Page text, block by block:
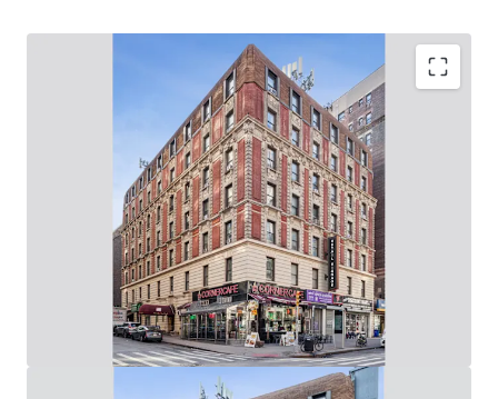
Upper West Side Value-Add Opportunity
62,280 Gross SF, Mixed-Use Elevator Building: (60
Apartments & 6 Stores / 8,000 SF of Ground Floor
Retail on Broadway & West 94th Street)
Rare Opportunity to Control 219’ of Wrap-Around,
Corner Broadway Frontage: (73’ on Broadway / 146’ on
West 94th St)
Value-Add Potential Through Unit Renovations, Lobby
/ Common Area Upgrades & Addition of Tenant